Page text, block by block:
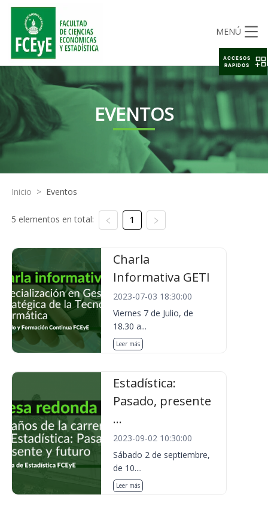
MENÚ
EVENTOS
Inicio > Eventos
5 elementos en total: 1
Charla
Informativa GETI
2023-07-03 18:30:00
Viernes 7 de Julio, de
18.30 a...
Leer más
Estadística:
Pasado, presente
...
2023-09-02 10:30:00
Sábado 2 de septiembre,
de 10....
Leer más
ACCESOS
RAPIDOS